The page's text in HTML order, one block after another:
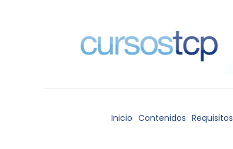
Inicio Contenidos Requisitos